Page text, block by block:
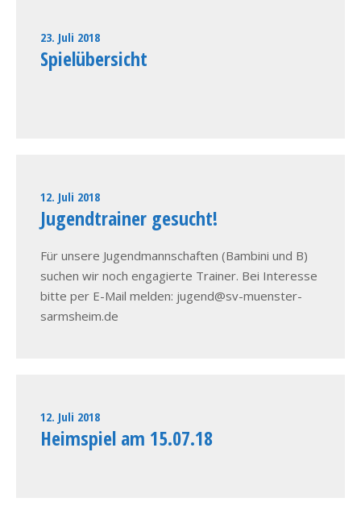
23. Juli 2018
Spielübersicht
12. Juli 2018
Jugendtrainer gesucht!
Für unsere Jugendmannschaften (Bambini und B)
suchen wir noch engagierte Trainer. Bei Interesse
bitte per E-Mail melden: jugend@sv-muenster-
sarmsheim.de
12. Juli 2018
Heimspiel am 15.07.18